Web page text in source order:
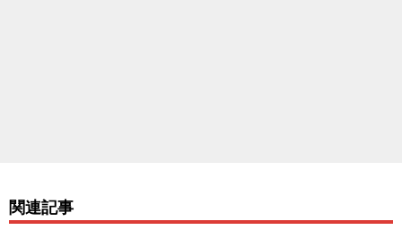
関連記事